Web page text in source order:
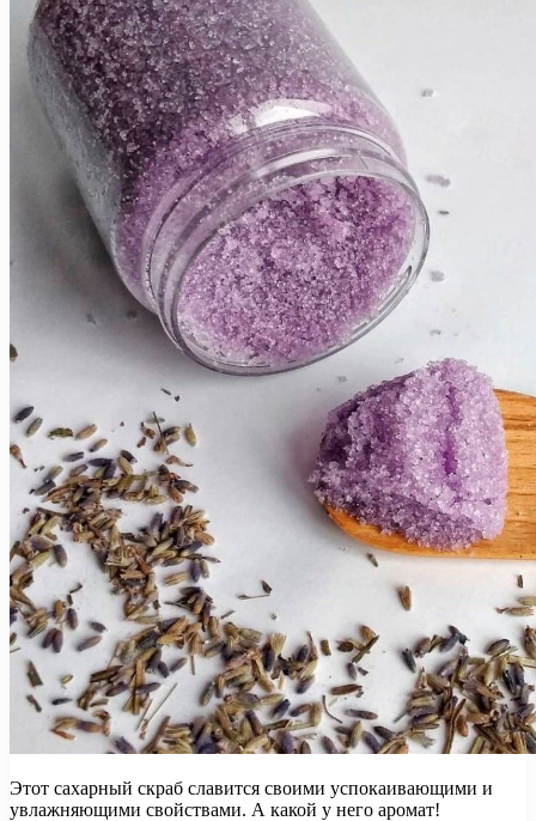
Этот сахарный скраб славится своими успокаивающими и
увлажняющими свойствами. А какой у него аромат!